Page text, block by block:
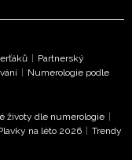
sObchodními
Extra s.r.o.
| Partnerský
| Numerologie podle
životy dle numerologie |
na léto 2026 | Trendy